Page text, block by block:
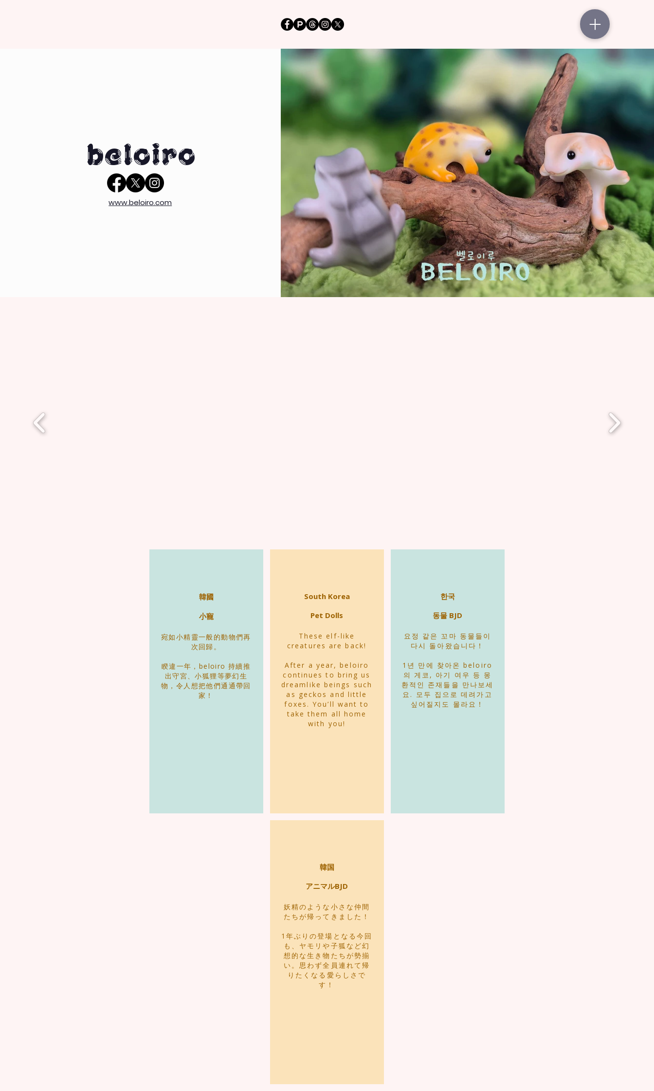
beloiro
www.beloiro.com
韓國
小寵
宛如小精靈一般的動物們再
次回歸。
睽違一年，beloiro 持續推
出守宮、小狐狸等夢幻生
物，令人想把他們通通帶回
家！
South Korea
Pet Dolls
These elf-like
creatures are back!
After a year, beloiro
continues to bring us
dreamlike beings such
as geckos and little
foxes. You’ll want to
take them all home
with you!
한국
동물 BJD
요정 같은 꼬마 동물들이
다시 돌아왔습니다！
1년 만에 찾아온 beloiro
의 게코, 아기 여우 등 몽
환적인 존재들을 만나보세
요. 모두 집으로 데려가고
싶어질지도 몰라요！
韓国
アニマルBJD
妖精のような小さな仲間
たちが帰ってきました！
1年ぶりの登場となる今回
も、ヤモリや子狐など幻
想的な生き物たちが勢揃
い。思わず全員連れて帰
りたくなる愛らしさで
す！